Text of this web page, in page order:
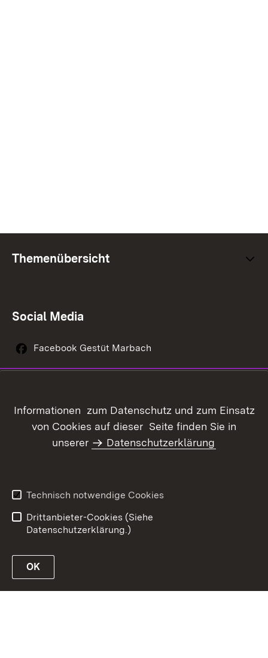
Themenübersicht
Social Media
Facebook Gestüt Marbach
Informationen zum Datenschutz und zum Einsatz
von Cookies auf dieser Seite finden Sie in
unserer
Datenschutzerklärung
Technisch notwendige Cookies
Drittanbieter-Cookies (Siehe
Datenschutzerklärung.)
OK